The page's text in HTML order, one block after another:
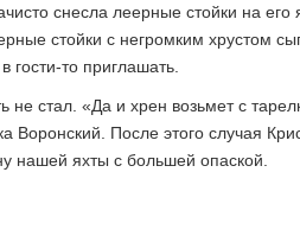
снесла леерные стойки на его
стойки с негромким хрустом
гости-то приглашать.
не стал. «Да и хрен возьмет с
Воронский. После этого случая
нашей яхты с большей опаской.